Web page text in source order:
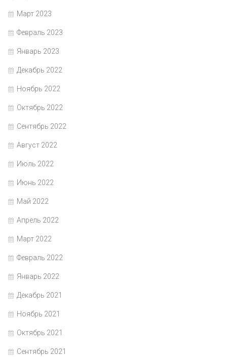
Март 2023
Февраль 2023
Январь 2023
Декабрь 2022
Ноябрь 2022
Октябрь 2022
Сентябрь 2022
Август 2022
Июль 2022
Июнь 2022
Май 2022
Апрель 2022
Март 2022
Февраль 2022
Январь 2022
Декабрь 2021
Ноябрь 2021
Октябрь 2021
Сентябрь 2021